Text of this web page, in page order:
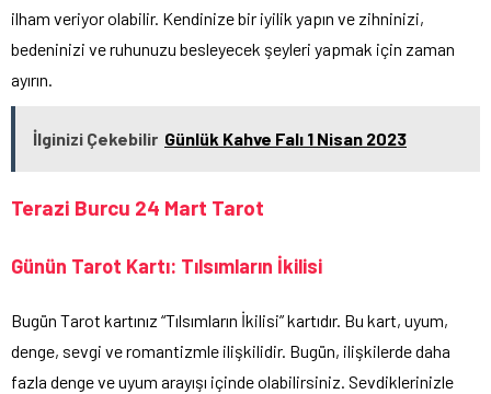
ilham veriyor olabilir. Kendinize bir iyilik yapın ve zihninizi,
bedeninizi ve ruhunuzu besleyecek şeyleri yapmak için zaman
ayırın.
İlginizi Çekebilir Günlük Kahve Falı 1 Nisan 2023
Terazi Burcu 24 Mart Tarot
Günün Tarot Kartı: Tılsımların İkilisi
Bugün Tarot kartınız “Tılsımların İkilisi” kartıdır. Bu kart, uyum,
denge, sevgi ve romantizmle ilişkilidir. Bugün, ilişkilerde daha
fazla denge ve uyum arayışı içinde olabilirsiniz. Sevdiklerinizle